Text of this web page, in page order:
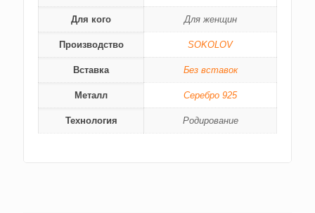
Для кого Для женщин
Производство SOKOLOV
Вставка Без вставок
Металл Серебро 925
Технология Родирование